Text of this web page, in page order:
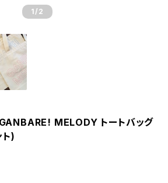
1 /2
GANBARE! MELODY トートバッグ
ト)